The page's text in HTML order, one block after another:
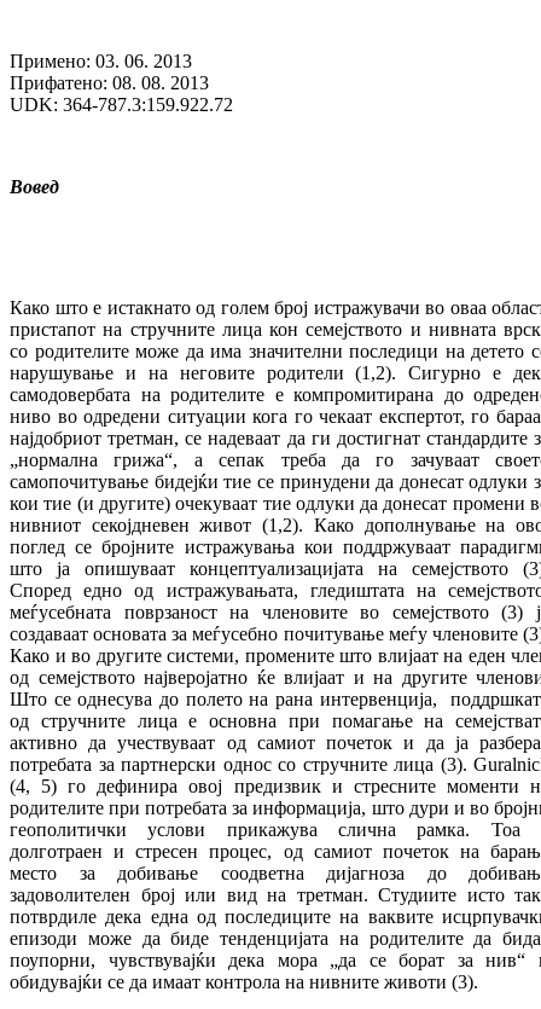
Примено: 03. 06. 2013
Прифатено: 08. 08. 2013
UDK: 364-787.3:159.922.72
Вовед
Како што е истакнато од голем број истражувачи во оваа
пристапот на стручните лица кон семејството и нивната
со родителите може да има значителни последици на детето
нарушување и на неговите родители (1,2). Сигурно е
самодовербата на родителите е компромитирана до
ниво во одредени ситуации кога го чекаат експертот, го
најдобриот третман, се надеваат да ги достигнат стандардите
„нормална грижа“, а сепак треба да го зачуваат
самопочитување бидејќи тие се принудени да донесат одлуки
кои тие (и другите) очекуваат тие одлуки да донесат промени
нивниот секојдневен живот (1,2). Како дополнување на
поглед се бројните истражувања кои поддржуваат
што ја опишуваат концептуализацијата на семејството
Според едно од истражувањата, гледиштата на
меѓусебната поврзаност на членовите во семејството (3)
создаваат основата за меѓусебно почитување меѓу членовите
Како и во другите системи, промените што влијаат на еден
од семејството најверојатно ќе влијаат и на другите
Што се однесува до полето на рана интервенција,
од стручните лица е основна при помагање на
активно да учествуваат од самиот почеток и да ја
потребата за партнерски однос со стручните лица (3).
(4, 5) го дефинира овој предизвик и стресните моменти
родителите при потребата за информација, што дури и во
геополитички услови прикажува слична рамка. Тоа
долготраен и стресен процес, од самиот почеток на
место за добивање соодветна дијагноза до
задоволителен број или вид на третман. Студиите исто
потврдиле дека една од последиците на ваквите
епизоди може да биде тенденцијата на родителите да
поупорни, чувствувајќи дека мора „да се борат за нив“
обидувајќи се да имаат контрола на нивните животи (3).